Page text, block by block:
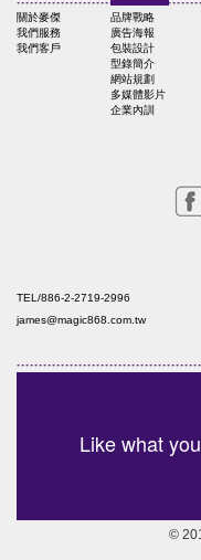
關於麥傑
我們服務
我們客戶
品牌戰略
廣告海報
包裝設計
型錄簡介
網站規劃
多媒體影片
企業內訓
TEL/886-2-2719-2996
james@magic868.com.tw
Like what
©